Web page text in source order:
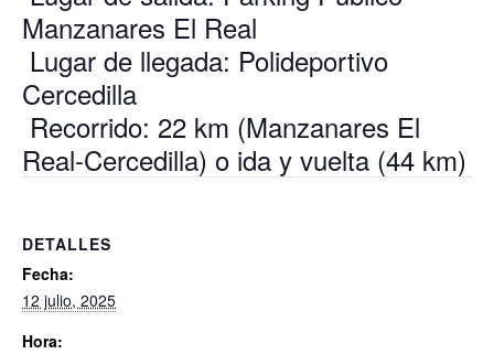
Manzanares El Real
Lugar de llegada: Polideportivo
Cercedilla
Recorrido: 22 km (Manzanares El
Real-Cercedilla) o ida y vuelta (44 km)
DETALLES
Fecha:
12 julio, 2025
Hora: